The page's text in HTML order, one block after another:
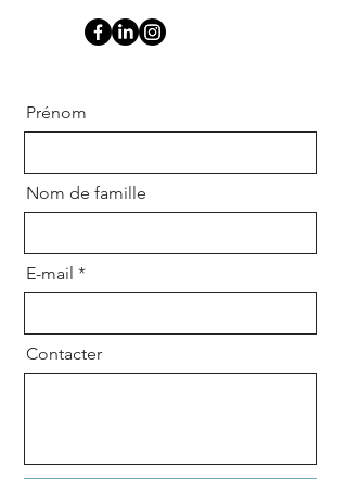
Prénom
Nom de famille
E-mail
Contacter